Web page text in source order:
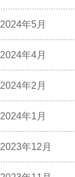
2024年5月
2024年4月
2024年2月
2024年1月
2023年12月